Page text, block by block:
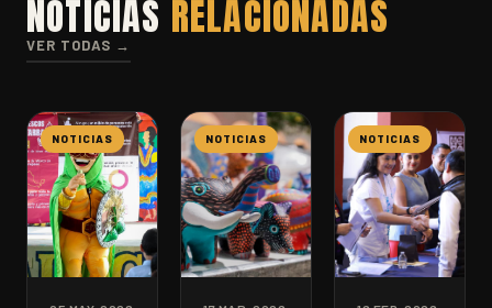
NOTICIAS RELACIONADAS
VER TODAS →
NOTICIAS NOTICIAS NOTICIAS